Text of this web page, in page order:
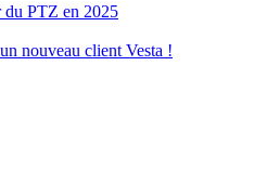
du PTZ en 2025
nouveau client Vesta !